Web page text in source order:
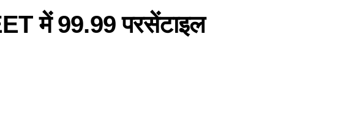
में 99.99 परसेंटाइल